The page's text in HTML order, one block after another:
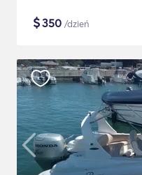
$350 /dzień